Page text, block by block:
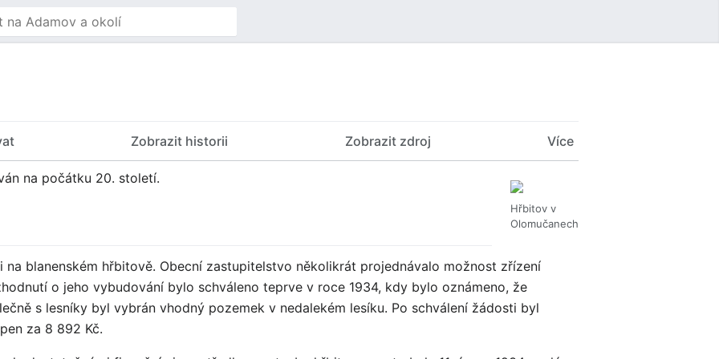
Zobrazit historii Zobrazit zdroj Více
Hřbitov v
Olomučanech
na počátku 20. století.
blanenském hřbitově. Obecní zastupitelstvo několikrát projednávalo možnost zřízení
o jeho vybudování bylo schváleno teprve v roce 1934, kdy bylo oznámeno, že
s lesníky byl vybrán vhodný pozemek v nedalekém lesíku. Po schválení žádosti byl
za 8 892 Kč.